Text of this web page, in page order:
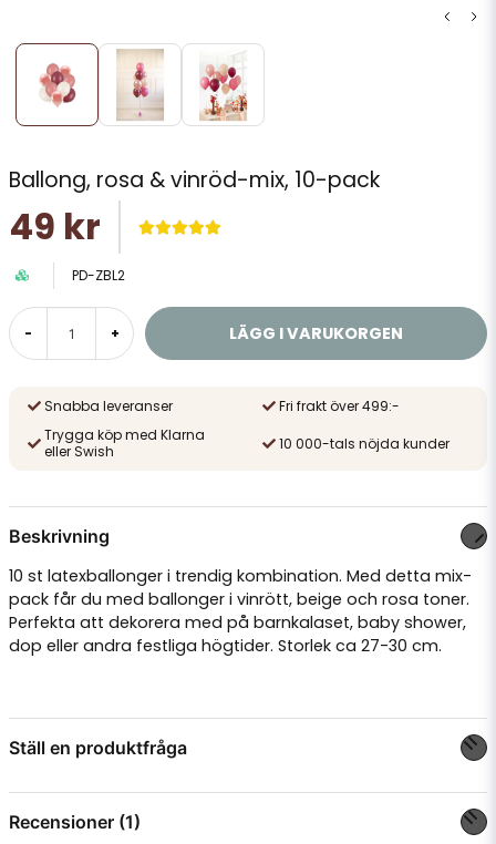
Ballong, rosa & vinröd-mix, 10-pack
49 kr
PD-ZBL2
- + LÄGG I VARUKORGEN
Snabba leveranser
Fri frakt över 499:-
Trygga köp med Klarna
eller Swish
10 000-tals nöjda kunder
Beskrivning
10 st latexballonger i trendig kombination. Med detta mix-
pack får du med ballonger i vinrött, beige och rosa toner.
Perfekta att dekorera med på barnkalaset, baby shower,
dop eller andra festliga högtider. Storlek ca 27-30 cm.
Ställ en produktfråga
Fråga oss något om denna produkten...
Recensioner (1)